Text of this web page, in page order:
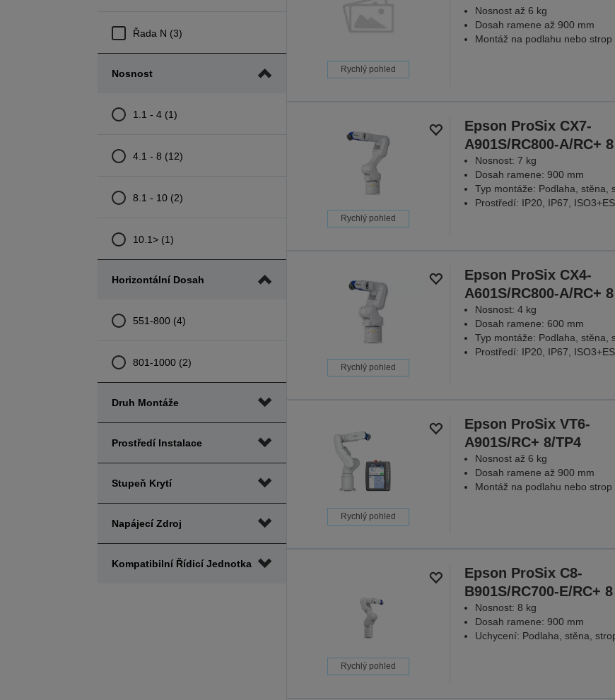
Řada N (3)
Nosnost
1.1 - 4 (1)
4.1 - 8 (12)
8.1 - 10 (2)
10.1> (1)
Horizontální Dosah
551-800 (4)
801-1000 (2)
Druh Montáže
Prostředí Instalace
Stupeň Krytí
Napájecí Zdroj
Kompatibilní Řídicí Jednotka
Rychlý pohled
Nosnost až 6 kg
Dosah ramene až 900 mm
Montáž na podlahu nebo strop
Rychlý pohled
Epson ProSix CX7-
A901S/RC800-A/RC+ 8
Nosnost: 7 kg
Dosah ramene: 900 mm
Typ montáže: Podlaha, stěna,
Prostředí: IP20, IP67,
Rychlý pohled
Epson ProSix CX4-
A601S/RC800-A/RC+ 8
Nosnost: 4 kg
Dosah ramene: 600 mm
Typ montáže: Podlaha, stěna,
Prostředí: IP20, IP67,
Rychlý pohled
Epson ProSix VT6-
A901S/RC+ 8/TP4
Nosnost až 6 kg
Dosah ramene až 900 mm
Montáž na podlahu nebo strop
Rychlý pohled
Epson ProSix C8-
B901S/RC700-E/RC+ 8
Nosnost: 8 kg
Dosah ramene: 900 mm
Uchycení: Podlaha, stěna,